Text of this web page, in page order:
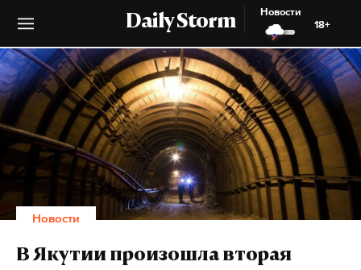
Daily Storm
Новости
18+
Новости
В Якутии произошла вторая